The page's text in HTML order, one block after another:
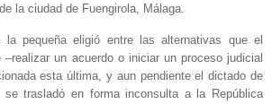
la ciudad de Fuengirola, Málaga.
pequeña eligió entre las alternativas que el
–realizar un acuerdo o iniciar un proceso judicial
esta última, y aun pendiente el dictado de
se trasladó en forma inconsulta a la República